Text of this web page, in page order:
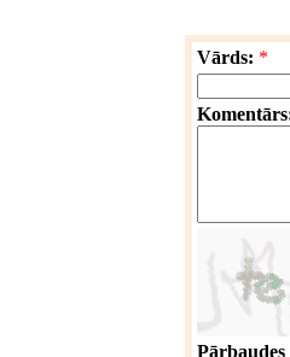
Vārds: *
Pārbaudes